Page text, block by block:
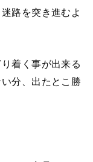
路を突き進むよ
着く事が出来る
分、出たとこ勝